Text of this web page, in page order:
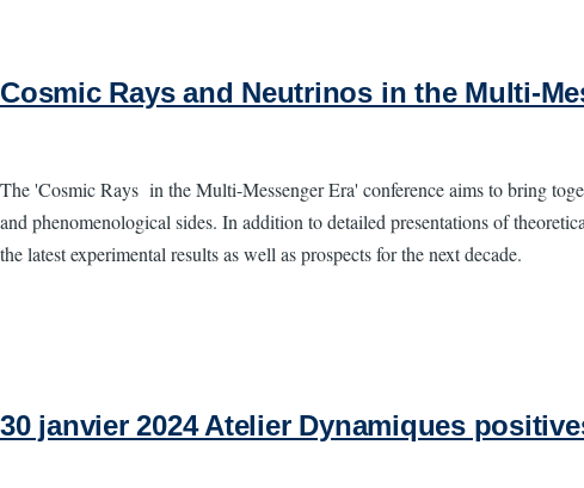
Cosmic Rays and Neutrinos in the Multi-
The 'Cosmic Rays in the Multi-Messenger Era' conference aims to bring
and phenomenological sides. In addition to detailed presentations of
the latest experimental results as well as prospects for the next decade.
30 janvier 2024 Atelier Dynamiques